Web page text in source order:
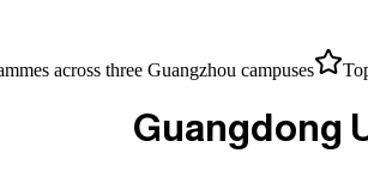
across three Guangzhou campuses
Guangdong